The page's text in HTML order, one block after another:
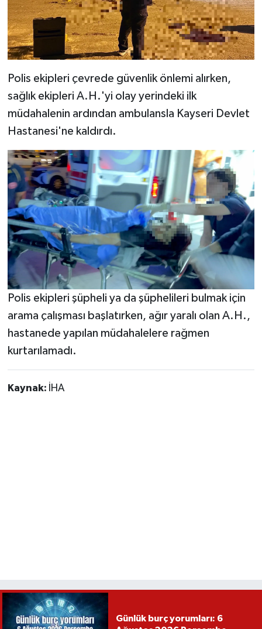
Polis ekipleri çevrede güvenlik önlemi alırken,
sağlık ekipleri A.H.'yi olay yerindeki ilk
müdahalenin ardından ambulansla Kayseri Devlet
Hastanesi'ne kaldırdı.
Polis ekipleri şüpheli ya da şüphelileri bulmak için
arama çalışması başlatırken, ağır yaralı olan A.H.,
hastanede yapılan müdahalelere rağmen
kurtarılamadı.
Kaynak: İHA
Günlük burç yorumları: 6